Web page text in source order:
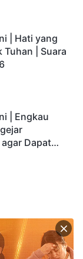
| Hati yang
Tuhan | Suara
| Engkau
Dapat